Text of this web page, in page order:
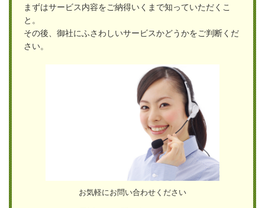
まずはサービス内容をご納得いくまで知っていただくこ
と。
その後、御社にふさわしいサービスかどうかをご判断くだ
さい。
お気軽にお問い合わせください